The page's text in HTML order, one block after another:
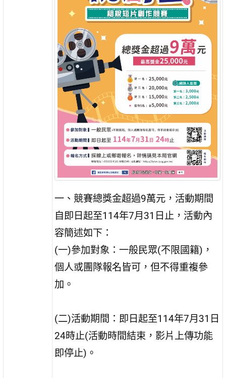
一、競賽總獎金超過9萬元，活動期間
自即日起至114年7月31日止，活動內
容簡述如下：
(一)參加對象：一般民眾(不限國籍)，
個人或團隊報名皆可，但不得重複參
加。
(二)活動期間：即日起至114年7月31日
24時止(活動時間結束，影片上傳功能
即停止)。